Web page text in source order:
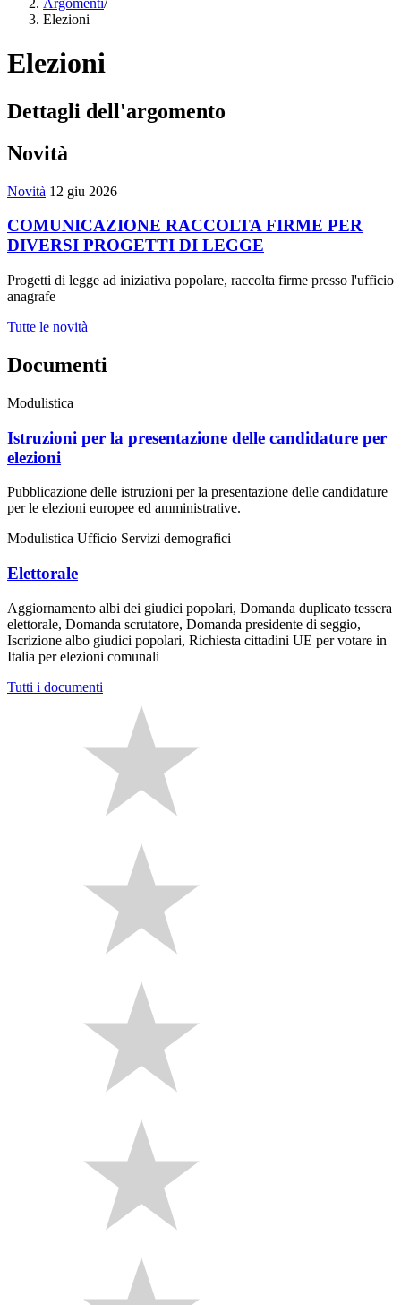
Argomenti/
Elezioni
Elezioni
Dettagli dell'argomento
Novità
Novità 12 giu 2026
COMUNICAZIONE RACCOLTA FIRME PER
DIVERSI PROGETTI DI LEGGE
Progetti di legge ad iniziativa popolare, raccolta firme presso l'ufficio
anagrafe
Tutte le novità
Documenti
Modulistica
Istruzioni per la presentazione delle candidature per
elezioni
Pubblicazione delle istruzioni per la presentazione delle candidature
per le elezioni europee ed amministrative.
Modulistica Ufficio Servizi demografici
Elettorale
Aggiornamento albi dei giudici popolari, Domanda duplicato tessera
elettorale, Domanda scrutatore, Domanda presidente di seggio,
Iscrizione albo giudici popolari, Richiesta cittadini UE per votare in
Italia per elezioni comunali
Tutti i documenti